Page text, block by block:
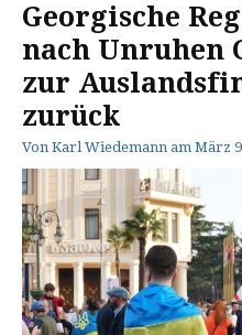
Georgische
nach Unruhen
zur
zurück
Von Karl Wiedemann am März